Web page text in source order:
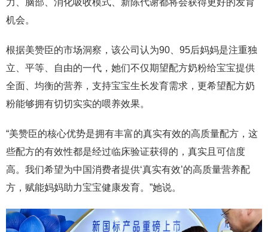
力、脑部、消化吸收模式、新陈代谢都将会获得更好的发育
机会。
根据美赞臣的市场洞察，该公司认为90、95后妈妈是注重独
立、平等、自由的一代，她们不仅期望配方奶粉给宝宝提供
全面、均衡的营养，支持宝宝生长发育需求，更希望配方奶
粉能够拥有切切实实的喂养效果。
“美赞臣的核心优势是拥有丰富的真实有效的高质量配方，这
些配方的有效性都是经过临床验证获得的，真实且可信度
高。我们希望为中国消费者提供‘真实有效’的高质量营养配
方，赋能妈妈助力宝宝健康发育。”她说。